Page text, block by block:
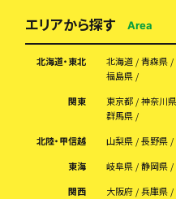
エリアから探す Area
北海道・東北 北海道 青森県
福島県
関東
東京都 神奈川県
群馬県
北陸・甲信越
山梨県 長野県
東海
岐阜県 静岡県
関西
大阪府 兵庫県